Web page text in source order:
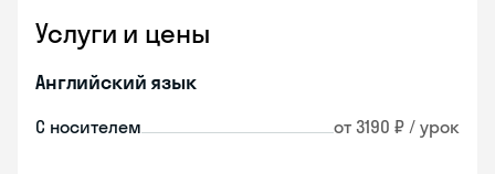
Услуги и цены
Английский язык
С носителем от 3190 ₽ / урок